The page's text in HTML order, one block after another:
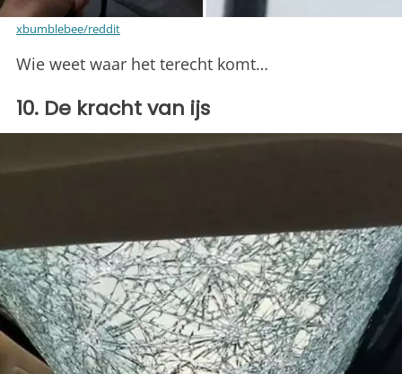
xbumblebee/reddit
Wie weet waar het terecht komt…
10. De kracht van ijs